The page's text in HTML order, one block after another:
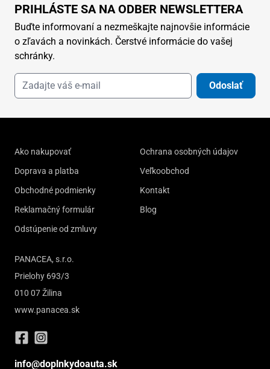
PRIHLÁSTE SA NA ODBER NEWSLETTERA
Buďte informovaní a nezmeškajte najnovšie informácie
o zľavách a novinkách. Čerstvé informácie do vašej
schránky.
Odoslať
Ako nakupovať
Doprava a platba
Obchodné podmienky
Reklamačný formulár
Odstúpenie od zmluvy
Ochrana osobných údajov
Veľkoobchod
Kontakt
Blog
PANACEA, s.r.o.
Prielohy 693/3
010 07 Žilina
www.panacea.sk
info@doplnkydoauta.sk